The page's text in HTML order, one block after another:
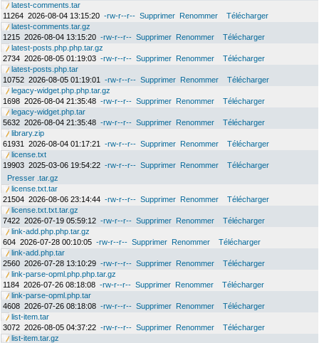
latest-comments.tar
11264 2026-08-04 13:15:20 -rw-r--r-- Supprimer Renommer
Télécharger
latest-comments.tar.gz
1215 2026-08-04 13:15:20 -rw-r--r-- Supprimer Renommer
Télécharger
latest-posts.php.php.tar.gz
2734 2026-08-05 01:19:03 -rw-r--r-- Supprimer Renommer
Télécharger
latest-posts.php.tar
10752 2026-08-05 01:19:01 -rw-r--r-- Supprimer Renommer
Télécharger
legacy-widget.php.php.tar.gz
1698 2026-08-04 21:35:48 -rw-r--r-- Supprimer Renommer
Télécharger
legacy-widget.php.tar
5632 2026-08-04 21:35:48 -rw-r--r-- Supprimer Renommer
Télécharger
library.zip
61931
2026-08-04 01:17:21 -rw-r--r-- Supprimer Renommer
Télécharger
license.txt
19903 2025-03-06 19:54:22 -rw-r--r-- Supprimer Renommer
Télécharger
Presser .tar.gz
license.txt.tar
21504 2026-08-06 23:14:44 -rw-r--r-- Supprimer Renommer
Télécharger
license.txt.txt.tar.gz
7422 2026-07-19 05:59:12 -rw-r--r-- Supprimer Renommer
Télécharger
link-add.php.php.tar.gz
604 2026-07-28 00:10:05 -rw-r--r-- Supprimer Renommer
Télécharger
link-add.php.tar
2560 2026-07-28 13:10:29 -rw-r--r-- Supprimer Renommer
Télécharger
link-parse-opml.php.php.tar.gz
1184 2026-07-26 08:18:08 -rw-r--r-- Supprimer Renommer
Télécharger
link-parse-opml.php.tar
4608 2026-07-26 08:18:08 -rw-r--r-- Supprimer Renommer
Télécharger
list-item.tar
3072 2026-08-05 04:37:22 -rw-r--r-- Supprimer Renommer
Télécharger
list-item.tar.gz